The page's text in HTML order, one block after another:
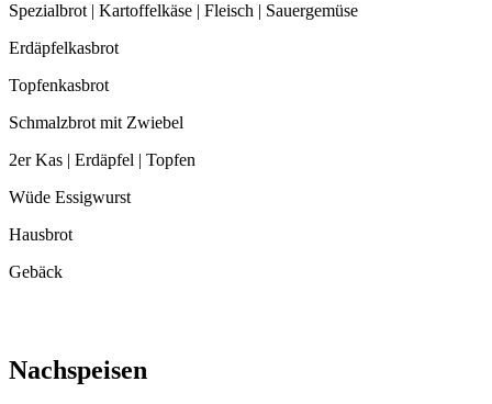
Spezialbrot | Kartoffelkäse | Fleisch | Sauergemüse
Erdäpfelkasbrot
Topfenkasbrot
Schmalzbrot mit Zwiebel
2er Kas | Erdäpfel | Topfen
Wüde Essigwurst
Hausbrot
Gebäck
Nachspeisen